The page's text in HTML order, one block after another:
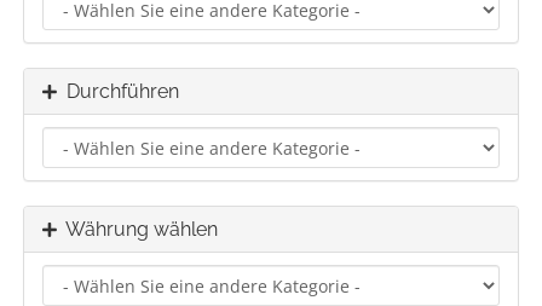
Durchführen
Währung wählen